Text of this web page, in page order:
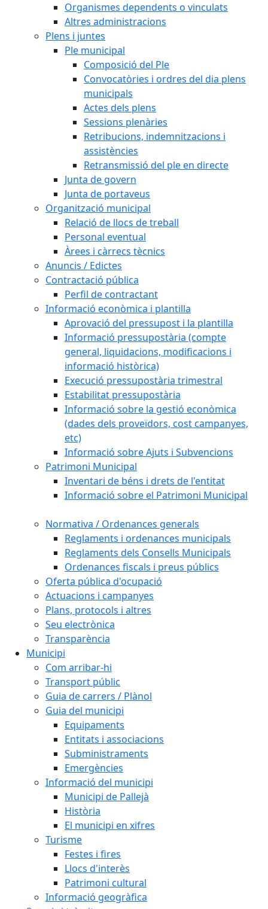
Organismes dependents o vinculats
Altres administracions
Plens i juntes
Ple municipal
Composició del Ple
Convocatòries i ordres del dia plens
municipals
Actes dels plens
Sessions plenàries
Retribucions, indemnitzacions i
assistències
Retransmissió del ple en directe
Junta de govern
Junta de portaveus
Organització municipal
Relació de llocs de treball
Personal eventual
Àrees i càrrecs tècnics
Anuncis / Edictes
Contractació pública
Perfil de contractant
Informació econòmica i plantilla
Aprovació del pressupost i la plantilla
Informació pressupostària (compte
general, liquidacions, modificacions i
informació històrica)
Execució pressupostària trimestral
Estabilitat pressupostària
Informació sobre la gestió econòmica
(dades dels proveïdors, cost campanyes,
etc)
Informació sobre Ajuts i Subvencions
Patrimoni Municipal
Inventari de béns i drets de l'entitat
Informació sobre el Patrimoni Municipal
Normativa / Ordenances generals
Reglaments i ordenances municipals
Reglaments dels Consells Municipals
Ordenances fiscals i preus públics
Oferta pública d'ocupació
Actuacions i campanyes
Plans, protocols i altres
Seu electrònica
Transparència
Municipi
Com arribar-hi
Transport públic
Guia de carrers / Plànol
Guia del municipi
Equipaments
Entitats i associacions
Subministraments
Emergències
Informació del municipi
Municipi de Pallejà
Història
El municipi en xifres
Turisme
Festes i fires
Llocs d'interès
Patrimoni cultural
Informació geogràfica